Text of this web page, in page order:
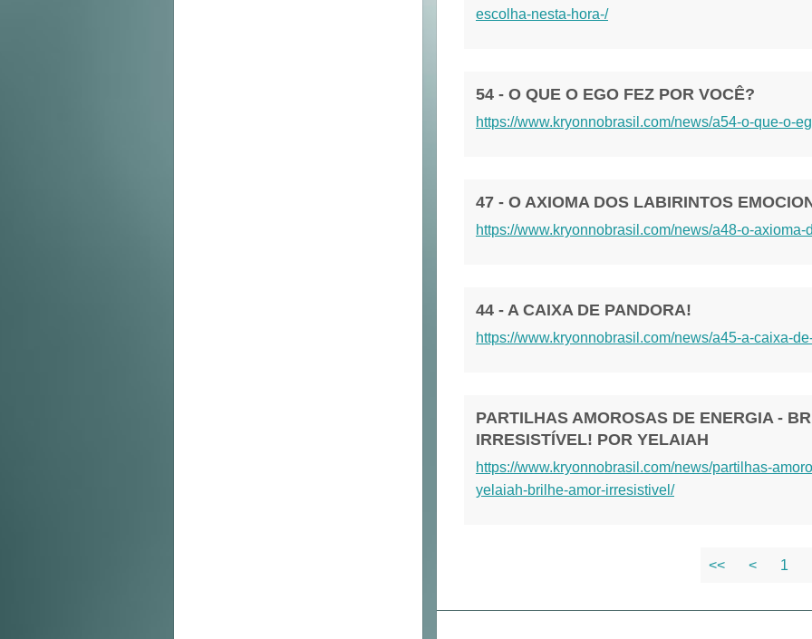
escolha-nesta-hora-/
54 - O QUE O EGO FEZ POR VOCÊ?
https://www.kryonnobrasil.com/news/a54-o-que-o-
47 - O AXIOMA DOS LABIRINTOS
https://www.kryonnobrasil.com/news/a48-o-
44 - A CAIXA DE PANDORA!
https://www.kryonnobrasil.com/news/a45-a-caixa-
PARTILHAS AMOROSAS DE ENERGIA -
IRRESISTÍVEL! POR YELAIAH
https://www.kryonnobrasil.com/news/partilhas-
yelaiah-brilhe-amor-irresistivel/
<< < 1